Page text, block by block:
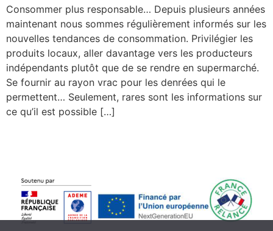
Consommer plus responsable… Depuis plusieurs années
maintenant nous sommes régulièrement informés sur les
nouvelles tendances de consommation. Privilégier les
produits locaux, aller davantage vers les producteurs
indépendants plutôt que de se rendre en supermarché.
Se fournir au rayon vrac pour les denrées qui le
permettent… Seulement, rares sont les informations sur
ce qu’il est possible […]